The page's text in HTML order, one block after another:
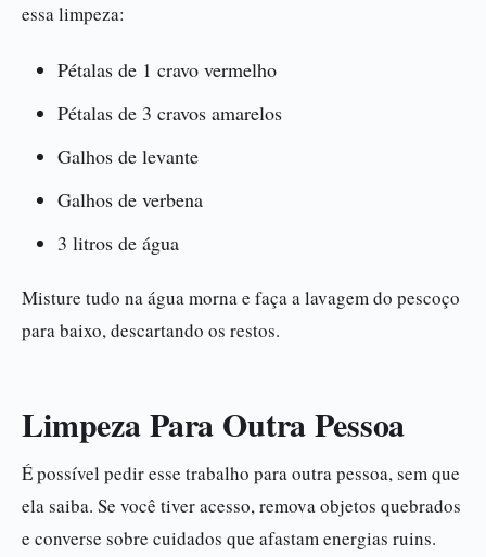
essa limpeza:
Pétalas de 1 cravo vermelho
Pétalas de 3 cravos amarelos
Galhos de levante
Galhos de verbena
3 litros de água
Misture tudo na água morna e faça a lavagem do pescoço
para baixo, descartando os restos.
Limpeza Para Outra Pessoa
É possível pedir esse trabalho para outra pessoa, sem que
ela saiba. Se você tiver acesso, remova objetos quebrados
e converse sobre cuidados que afastam energias ruins.